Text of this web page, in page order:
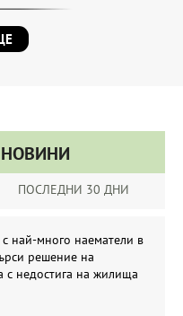
ПОСЛЕДНИ 30 ДНИ
с най-много наематели в
решение на
с недостига на жилища